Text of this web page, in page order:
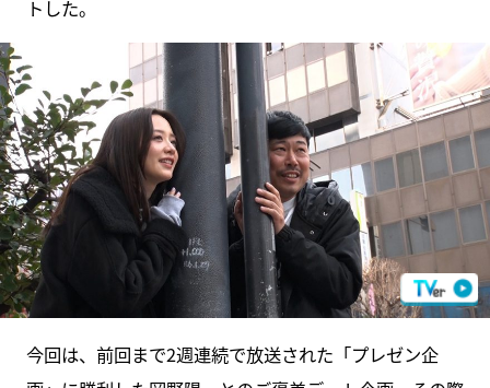
トした。
今回は、前回まで2週連続で放送された「プレゼン企